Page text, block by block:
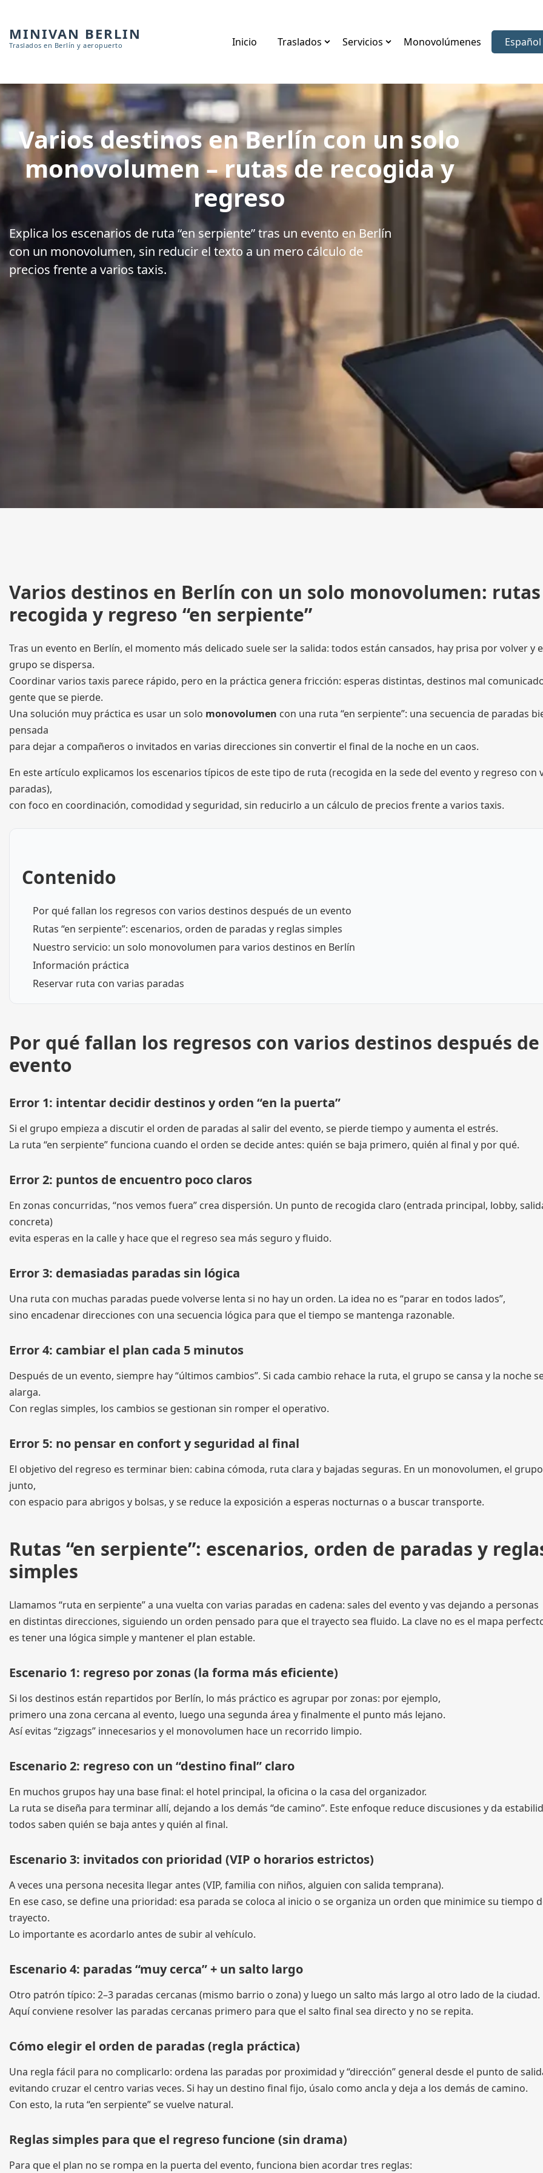
MINIVAN BERLIN
Traslados en Berlín y aeropuerto Inicio Traslados Servicios Monovolúmenes Elegir
Español
Varios destinos en Berlín con un solo
monovolumen – rutas de recogida y
regreso
Explica los escenarios de ruta “en serpiente” tras un evento en Berlín
con un monovolumen, sin reducir el texto a un mero cálculo de
precios frente a varios taxis.
Varios destinos en Berlín con un solo monovolumen:
recogida y regreso “en serpiente”
Tras un evento en Berlín, el momento más delicado suele ser la salida: todos están cansados, hay prisa por volver y
grupo se dispersa.
Coordinar varios taxis parece rápido, pero en la práctica genera fricción: esperas distintas, destinos mal
gente que se pierde.
Una solución muy práctica es usar un solo monovolumen con una ruta “en serpiente”: una secuencia de paradas
pensada
para dejar a compañeros o invitados en varias direcciones sin convertir el final de la noche en un caos.
En este artículo explicamos los escenarios típicos de este tipo de ruta (recogida en la sede del evento y regreso con
paradas),
con foco en coordinación, comodidad y seguridad, sin reducirlo a un cálculo de precios frente a varios taxis.
Contenido
Por qué fallan los regresos con varios destinos después de un evento
Rutas “en serpiente”: escenarios, orden de paradas y reglas simples
Nuestro servicio: un solo monovolumen para varios destinos en Berlín
Información práctica
Reservar ruta con varias paradas
Por qué fallan los regresos con varios destinos después
evento
Error 1: intentar decidir destinos y orden “en la puerta”
Si el grupo empieza a discutir el orden de paradas al salir del evento, se pierde tiempo y aumenta el estrés.
La ruta “en serpiente” funciona cuando el orden se decide antes: quién se baja primero, quién al final y por qué.
Error 2: puntos de encuentro poco claros
En zonas concurridas, “nos vemos fuera” crea dispersión. Un punto de recogida claro (entrada principal, lobby,
concreta)
evita esperas en la calle y hace que el regreso sea más seguro y fluido.
Error 3: demasiadas paradas sin lógica
Una ruta con muchas paradas puede volverse lenta si no hay un orden. La idea no es “parar en todos lados”,
sino encadenar direcciones con una secuencia lógica para que el tiempo se mantenga razonable.
Error 4: cambiar el plan cada 5 minutos
Después de un evento, siempre hay “últimos cambios”. Si cada cambio rehace la ruta, el grupo se cansa y la noche
alarga.
Con reglas simples, los cambios se gestionan sin romper el operativo.
Error 5: no pensar en confort y seguridad al final
El objetivo del regreso es terminar bien: cabina cómoda, ruta clara y bajadas seguras. En un monovolumen, el
junto,
con espacio para abrigos y bolsas, y se reduce la exposición a esperas nocturnas o a buscar transporte.
Rutas “en serpiente”: escenarios, orden de paradas y
simples
Llamamos “ruta en serpiente” a una vuelta con varias paradas en cadena: sales del evento y vas dejando a personas
en distintas direcciones, siguiendo un orden pensado para que el trayecto sea fluido. La clave no es el mapa
es tener una lógica simple y mantener el plan estable.
Escenario 1: regreso por zonas (la forma más eficiente)
Si los destinos están repartidos por Berlín, lo más práctico es agrupar por zonas: por ejemplo,
primero una zona cercana al evento, luego una segunda área y finalmente el punto más lejano.
Así evitas “zigzags” innecesarios y el monovolumen hace un recorrido limpio.
Escenario 2: regreso con un “destino final” claro
En muchos grupos hay una base final: el hotel principal, la oficina o la casa del organizador.
La ruta se diseña para terminar allí, dejando a los demás “de camino”. Este enfoque reduce discusiones y da
todos saben quién se baja antes y quién al final.
Escenario 3: invitados con prioridad (VIP o horarios estrictos)
A veces una persona necesita llegar antes (VIP, familia con niños, alguien con salida temprana).
En ese caso, se define una prioridad: esa parada se coloca al inicio o se organiza un orden que minimice su tiempo
trayecto.
Lo importante es acordarlo antes de subir al vehículo.
Escenario 4: paradas “muy cerca” + un salto largo
Otro patrón típico: 2–3 paradas cercanas (mismo barrio o zona) y luego un salto más largo al otro lado de la ciudad.
Aquí conviene resolver las paradas cercanas primero para que el salto final sea directo y no se repita.
Cómo elegir el orden de paradas (regla práctica)
Una regla fácil para no complicarlo: ordena las paradas por proximidad y “dirección” general desde el punto de
evitando cruzar el centro varias veces. Si hay un destino final fijo, úsalo como ancla y deja a los demás de camino.
Con esto, la ruta “en serpiente” se vuelve natural.
Reglas simples para que el regreso funcione (sin drama)
Para que el plan no se rompa en la puerta del evento, funciona bien acordar tres reglas: